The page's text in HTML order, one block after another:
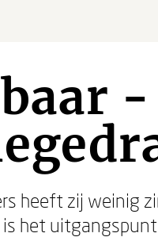
-
heeft zij weinig
het